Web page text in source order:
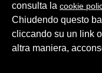
consulta la cookie
Chiudendo questo
cliccando su un link
altra maniera,